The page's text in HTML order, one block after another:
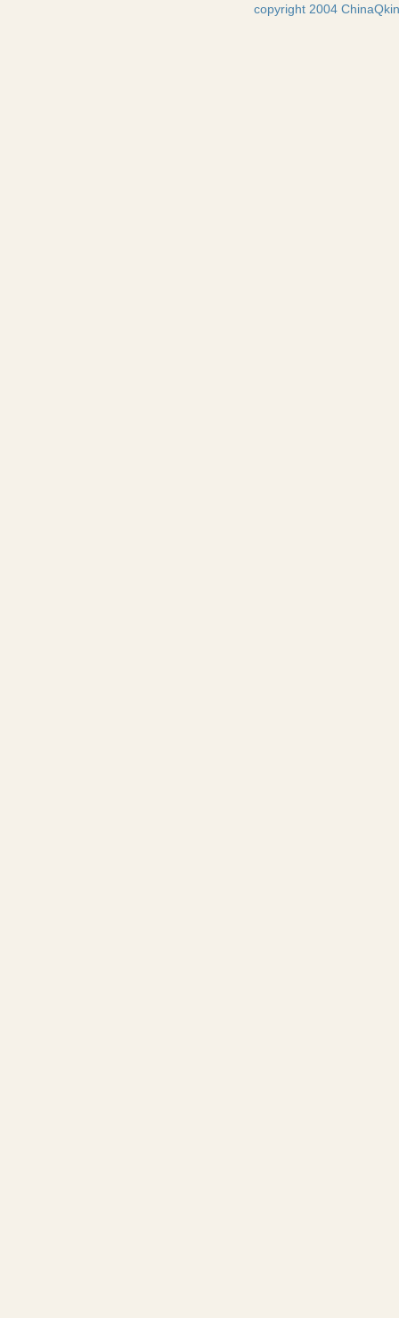
copyright 2004